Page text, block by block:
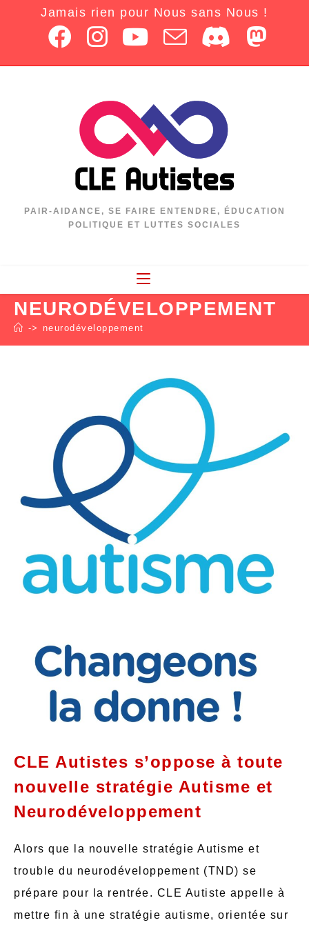
Jamais rien pour Nous sans Nous !
PAIR-AIDANCE, SE FAIRE ENTENDRE, ÉDUCATION
POLITIQUE ET LUTTES SOCIALES
NEURODÉVELOPPEMENT
-> neurodéveloppement
CLE Autistes s’oppose à toute
nouvelle stratégie Autisme et
Neurodéveloppement
Alors que la nouvelle stratégie Autisme et
trouble du neurodéveloppement (TND) se
prépare pour la rentrée. CLE Autiste appelle à
mettre fin à une stratégie autisme, orientée sur